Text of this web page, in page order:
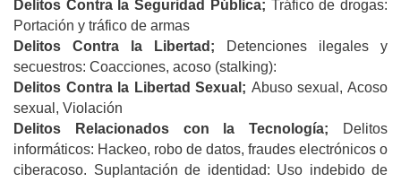
Delitos Contra la Seguridad Pública; Tráfico de drogas:
Portación y tráfico de armas
Delitos Contra la Libertad; Detenciones ilegales y
secuestros: Coacciones, acoso (stalking):
Delitos Contra la Libertad Sexual; Abuso sexual, Acoso
sexual, Violación
Delitos Relacionados con la Tecnología; Delitos
informáticos: Hackeo, robo de datos, fraudes electrónicos o
ciberacoso. Suplantación de identidad: Uso indebido de